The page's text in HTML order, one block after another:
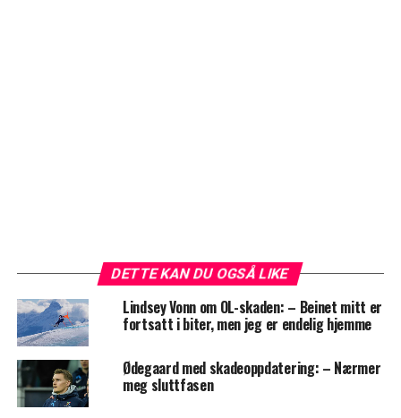
DETTE KAN DU OGSÅ LIKE
Lindsey Vonn om OL-skaden: – Beinet mitt er
fortsatt i biter, men jeg er endelig hjemme
Ødegaard med skadeoppdatering: – Nærmer
meg sluttfasen